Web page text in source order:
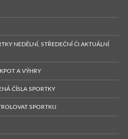
NEDĚLNÍ, STŘEDEČNÍ ČI AKTUÁLNÍ
A VÝHRY
ČÍSLA SPORTKY
SPORTKU